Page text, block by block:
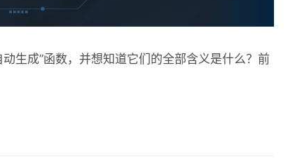
生成”函数，并想知道它们的全部含义是什么？前